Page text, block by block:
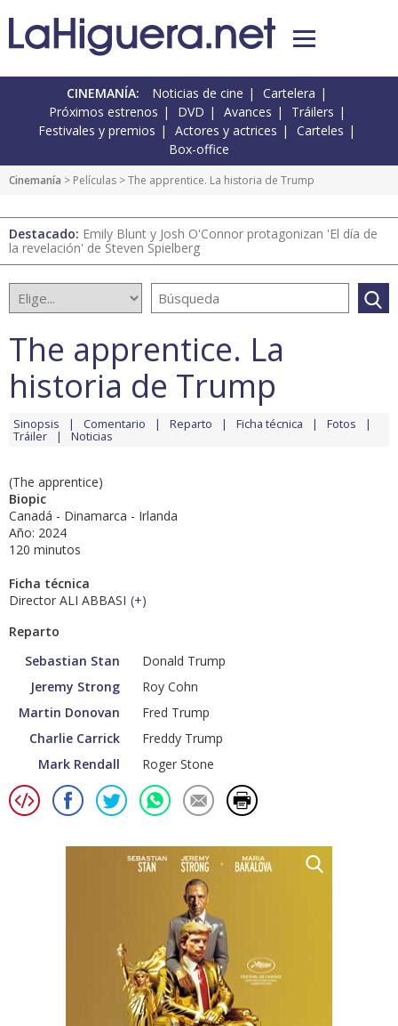
CINEMANÍA: Noticias de cine
Cartelera
Próximos estrenos
DVD Avances
Tráilers
Festivales y premios
Actores y actrices
Carteles
Box-office
Cinemanía > Películas > The apprentice. La historia de Trump
Destacado: Emily Blunt y Josh O'Connor protagonizan 'El día de
la revelación' de Steven Spielberg
The apprentice. La
historia de Trump
Sinopsis Comentario Reparto Ficha técnica Fotos
Tráiler Noticias
(The apprentice)
Biopic
Canadá - Dinamarca - Irlanda
Año: 2024
120 minutos
Ficha técnica
Director ALI ABBASI (+)
Reparto
Sebastian Stan
Donald Trump
Jeremy Strong
Roy Cohn
Martin Donovan
Fred Trump
Charlie Carrick
Freddy Trump
Mark Rendall
Roger Stone